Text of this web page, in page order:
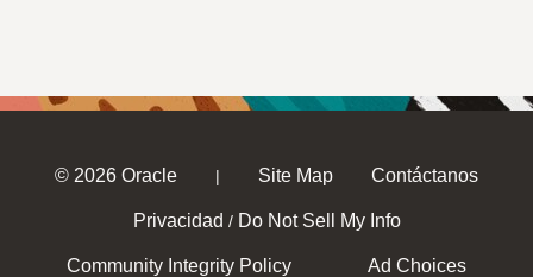
© 2026 Oracle | Site Map Contáctanos
Privacidad / Do Not Sell My Info
Community Integrity Policy Ad Choices